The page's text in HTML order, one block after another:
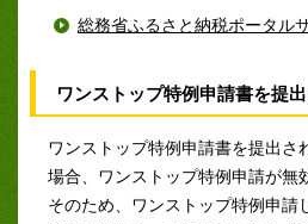
総務省ふるさと納税ポータル
ワンストップ特例申請書を提
ワンストップ特例申請書を提出さ
場合、ワンストップ特例申請が無
そのため、ワンストップ特例申請